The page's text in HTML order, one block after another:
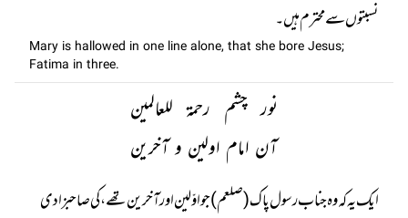
نسبتوں سے محترم ہیں۔
Mary is hallowed in one line alone, that she bore Jesus;
Fatima in three.
نور چشم رحمة للعالمین
آن امام اولین و آخرین
ایک یہ کہ وہ جناب رسول پاک (صلعم) جو اوّلین اور آخرین تھے، کی صاحبزادی